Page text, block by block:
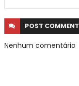
POST COMMENT
Nenhum comentário